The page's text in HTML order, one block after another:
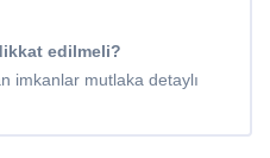
edilmeli?
imkanlar mutlaka detaylı